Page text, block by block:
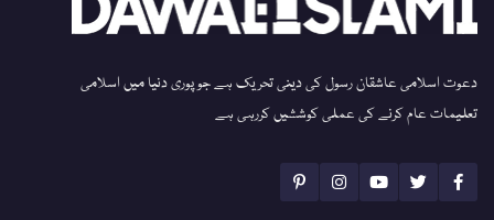
دعوت اسلامی عاشقان رسول کی دینی تحریک ہے جو پوری دنیا میں اسلامی
تعلیمات عام کرنے کی عملی کوششیں کررہی ہے